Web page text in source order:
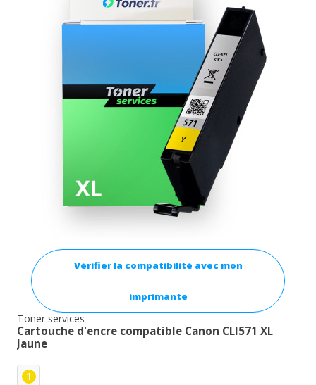
Vérifier la compatibilité avec mon
imprimante
Toner services
Cartouche d'encre compatible Canon CLI571 XL
Jaune
1